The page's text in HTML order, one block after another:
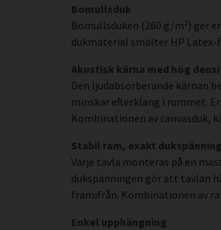
Bomullsduk
Bomullsduken (260 g/m²) ger
dukmaterial smälter HP
Akustisk kärna med hög
Den ljudabsorberande kärnan
minskar efterklang i rummet.
Kombinationen av
Stabil ram, exakt
Varje tavla monteras på en
dukspänningen gör att tavlan
framifrån. Kombinationen av
Enkel upphängning